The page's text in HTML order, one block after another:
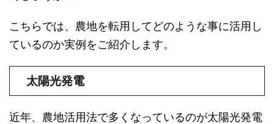
こちらでは、農地を転用してどのような事に活用し
ているのか実例をご紹介します。
太陽光発電
近年、農地活用法で多くなっているのが太陽光発電